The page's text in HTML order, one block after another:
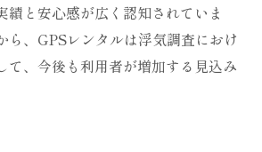
の高いGPSレンタル活用術の紹
GPSレンタル活用で無駄な出費
績と安心感が広く認知されていま
ら、GPSレンタルは浮気調査におけ
て、今後も利用者が増加する見込み